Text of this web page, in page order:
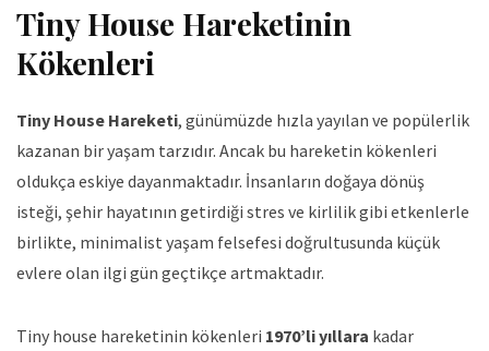
Tiny House Hareketinin
Kökenleri
Tiny House Hareketi, günümüzde hızla yayılan ve popülerlik
kazanan bir yaşam tarzıdır. Ancak bu hareketin kökenleri
oldukça eskiye dayanmaktadır. İnsanların doğaya dönüş
isteği, şehir hayatının getirdiği stres ve kirlilik gibi etkenlerle
birlikte, minimalist yaşam felsefesi doğrultusunda küçük
evlere olan ilgi gün geçtikçe artmaktadır.
Tiny house hareketinin kökenleri 1970’li yıllara kadar